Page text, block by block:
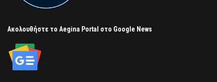
Ακολουθήστε το Aegina Portal στο Google News